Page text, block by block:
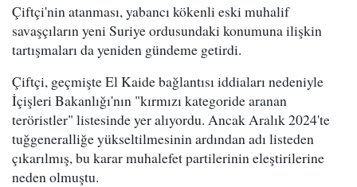
Çiftçi'nin atanması, yabancı kökenli eski muhalif
savaşçıların yeni Suriye ordusundaki konumuna ilişkin
tartışmaları da yeniden gündeme getirdi.
Çiftçi, geçmişte El Kaide bağlantısı iddiaları nedeniyle
İçişleri Bakanlığı'nın "kırmızı kategoride aranan
teröristler" listesinde yer alıyordu. Ancak Aralık 2024'te
tuğgeneralliğe yükseltilmesinin ardından adı listeden
çıkarılmış, bu karar muhalefet partilerinin eleştirilerine
neden olmuştu.